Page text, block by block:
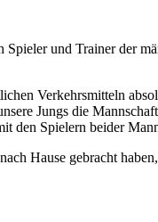
Spieler und Trainer der
Verkehrsmitteln
Jungs die
den Spielern beider
Hause gebracht